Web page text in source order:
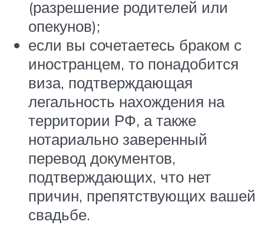
(разрешение родителей или
опекунов);
если вы сочетаетесь браком с
иностранцем, то понадобится
виза, подтверждающая
легальность нахождения на
территории РФ, а также
нотариально заверенный
перевод документов,
подтверждающих, что нет
причин, препятствующих вашей
свадьбе.